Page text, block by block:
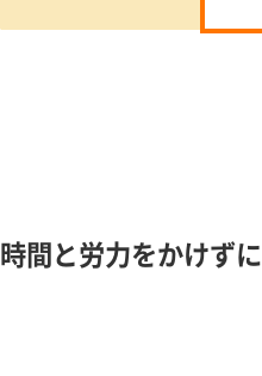
時間と労力をかけずに